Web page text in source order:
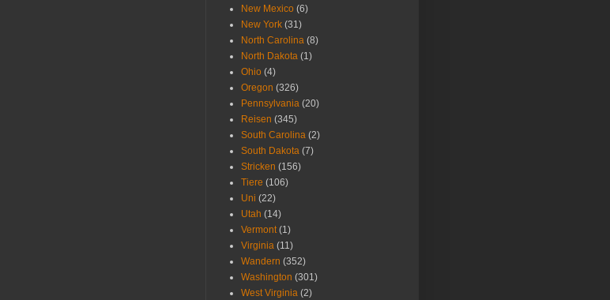
New Mexico (6)
New York (31)
North Carolina (8)
North Dakota (1)
Ohio (4)
Oregon (326)
Pennsylvania (20)
Reisen (345)
South Carolina (2)
South Dakota (7)
Stricken (156)
Tiere (106)
Uni (22)
Utah (14)
Vermont (1)
Virginia (11)
Wandern (352)
Washington (301)
West Virginia (2)